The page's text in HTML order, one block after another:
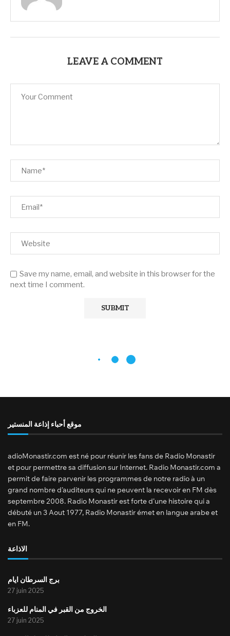
LEAVE A COMMENT
Save my name, email, and website in this browser for the
next time I comment.
موقع أحباء إذاعة المنستير
adioMonastir.com est né pour réunir les fans de Radio Monastir
et pour permettre sa diffusion sur Internet. Radio Monastir.com a
permit de faire parvenir les programmes de notre radio à un
grand nombre d’auditeurs qui ne peuvent la recevoir en FM dès
septembre 2008. Radio Monastir est forte d’une histoire qui a
débuté un 3 Aout 1977, Radio Monastir émet en langue arabe et
en FM.
الاذاعة
برج السرطان ايام
27 juin 2025
الخروج من القبر في المنام للعزباء
27 juin 2025